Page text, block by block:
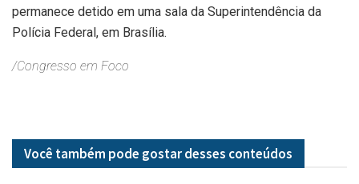
permanece detido em uma sala da Superintendência da
Polícia Federal, em Brasília.
/Congresso em Foco
Você também pode gostar desses conteúdos